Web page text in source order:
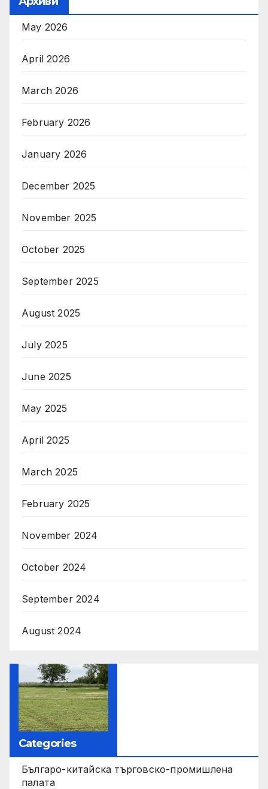
May 2026
April 2026
March 2026
February 2026
January 2026
December 2025
November 2025
October 2025
September 2025
August 2025
July 2025
June 2025
May 2025
April 2025
March 2025
February 2025
November 2024
October 2024
September 2024
August 2024
Categories
Българо-китайска търговско-промишлена
палата